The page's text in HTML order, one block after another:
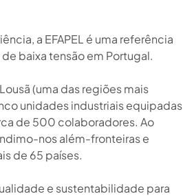
a EFAPEL é uma referência
baixa tensão em Portugal.
(uma das regiões mais
unidades industriais equipadas
de 500 colaboradores. Ao
nos além-fronteiras e
de 65 países.
e sustentabilidade para